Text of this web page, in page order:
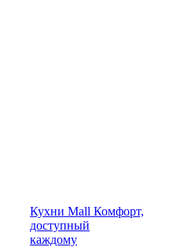
Кухни Mall Комфорт,
доступный
каждому